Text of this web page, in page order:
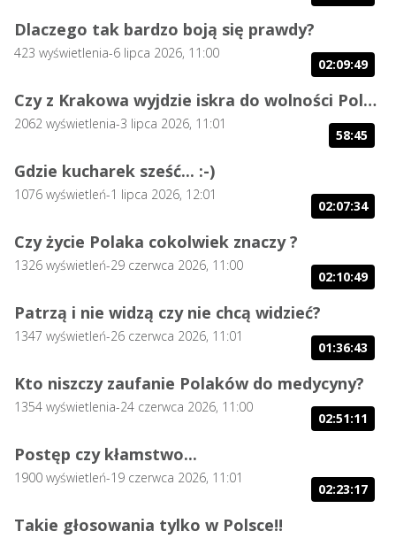
Dlaczego tak bardzo boją się prawdy?
423 wyświetlenia-6 lipca 2026, 11:00
02:09:49
Czy z Krakowa wyjdzie iskra do wolności Polski?
2062 wyświetlenia-3 lipca 2026, 11:01
58:45
Gdzie kucharek sześć... :-)
1076 wyświetleń-1 lipca 2026, 12:01
02:07:34
Czy życie Polaka cokolwiek znaczy ?
1326 wyświetleń-29 czerwca 2026, 11:00
02:10:49
Patrzą i nie widzą czy nie chcą widzieć?
1347 wyświetleń-26 czerwca 2026, 11:01
01:36:43
Kto niszczy zaufanie Polaków do medycyny?
1354 wyświetlenia-24 czerwca 2026, 11:00
02:51:11
Postęp czy kłamstwo...
1900 wyświetleń-19 czerwca 2026, 11:01
02:23:17
Takie głosowania tylko w Polsce!!